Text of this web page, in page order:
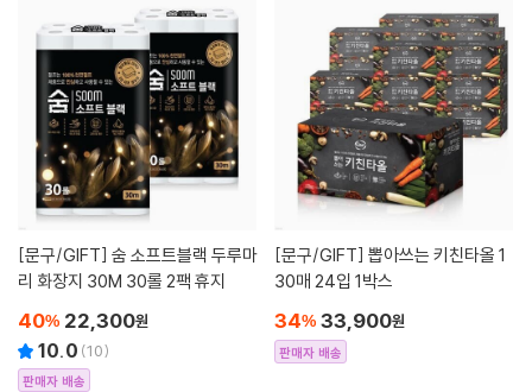
[문구/GIFT]
리 화장지 30M 30롤 2팩 휴지
40% 22,300원
10.0 (10)
판매자 배송
[문구/GIFT]
30매 24입 1박스
34% 33,900원
판매자 배송